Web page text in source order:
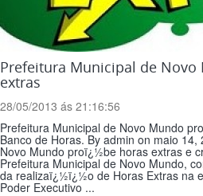
Prefeitura Municipal de
extras
28/05/2013 ás 21:16:56
Prefeitura Municipal de Novo Mundo
Banco de Horas. By admin on maio
Novo Mundo proï¿½be horas extras e
Prefeitura Municipal de Novo Mundo,
da realizaï¿½ï¿½o de Horas Extras na
Poder Executivo ...